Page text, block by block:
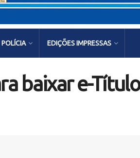
POLÍCIA EDIÇÕES IMPRESSAS
baixar e-